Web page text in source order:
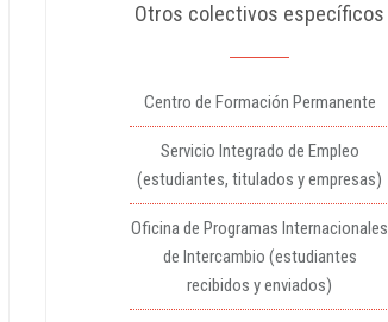
Otros colectivos específicos
Centro de Formación Permanente
Servicio Integrado de Empleo
(estudiantes, titulados y empresas)
Oficina de Programas Internacionales
de Intercambio (estudiantes
recibidos y enviados)